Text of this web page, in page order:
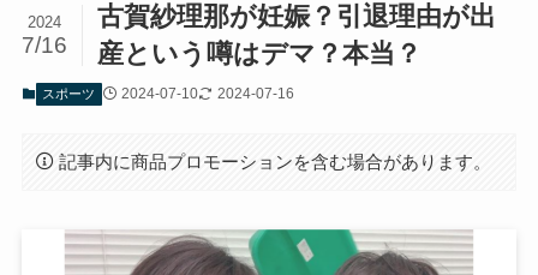
古賀紗理那が妊娠？引退理由が出
産という噂はデマ？本当？
2024
7/16
スポーツ 2024-07-10 2024-07-16
記事内に商品プロモーションを含む場合があります。